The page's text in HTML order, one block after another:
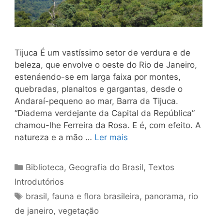
Tijuca É um vastíssimo setor de verdura e de
beleza, que envolve o oeste do Rio de Janeiro,
estenáendo-se em larga faixa por mon­tes,
quebradas, planaltos e gargantas, desde o
Andaraí-pequeno ao mar, Barra da Tijuca.
“Diadema verdejante da Capital da República”
chamou-lhe Ferreira da Rosa. E é, com efeito. A
natureza e a mão … Ler mais
Categorias
Biblioteca, Geografia do Brasil,Textos
Introdutórios
Tags
brasil,fauna e flora brasileira, panorama, rio
de janeiro, vegetação